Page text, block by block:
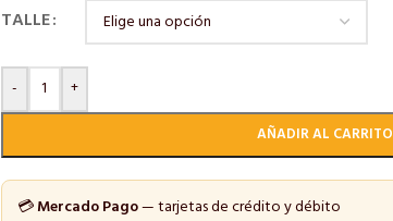
TALLE
-
+
AÑADIR AL CARRITO
💳Mercado Pago— tarjetas de crédito y débito